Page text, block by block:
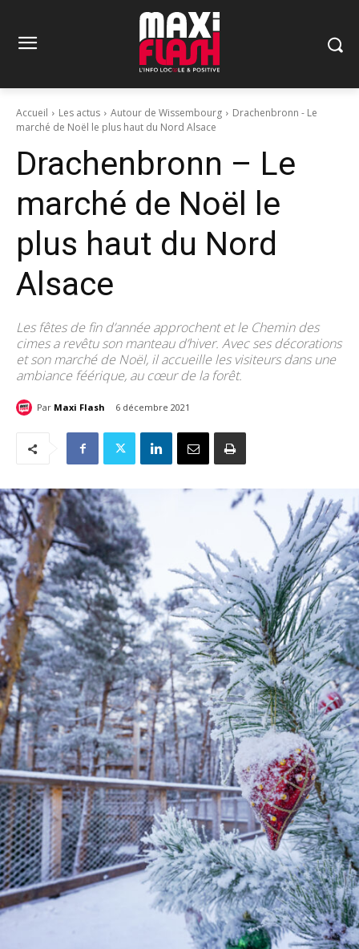
Accueil Les actus Autour de Wissembourg
Drachenbronn - Le
marché de Noël le plus haut du Nord Alsace
Drachenbronn – Le
marché de Noël le
plus haut du Nord
Alsace
Les fêtes de fin d’année approchent et le Chemin des
cimes a revêtu son manteau d’hiver. Avec ses décorations
et son marché de Noël, il accueille les visiteurs dans une
ambiance féérique, au cœur de la forêt.
Par Maxi Flash 6 décembre 2021